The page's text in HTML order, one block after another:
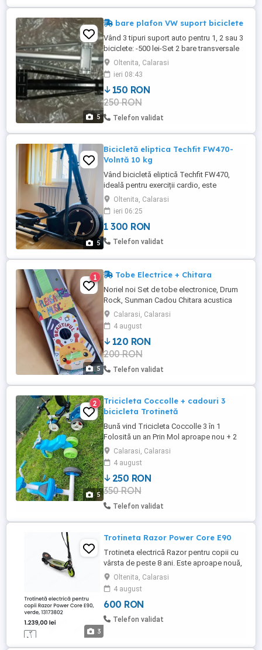
5
bare plafon VW suport biciclete
Vând 3 tipuri suport auto pentru 1, 2 sau 3
biciclete: -500 lei-Set 2 bare transversale
din aluminiu, produs original VW. Se
montează pe plafon, cu prindere în zona
superioară a cardului portierelor. Pe bare
se pot monta până la 3 suporturi
individuale ptr. biciclete, cutie portbagaj
sau suporturi ...
Oltenita, Calarasi
ieri 08:43
150 RON
250 RON
Telefon validat
5
Bicicletă eliptica Techfit FW470-
Volntă 10 kg
Vând bicicletă eliptică Techfit FW470,
ideală pentru exerciții cardio, este
echipata cu un sistem volantă care
cântărește 10 kg . Este echipată cu un
computer care afișează timpul, distanța,
viteza și numărul de calorii. Este ideală
pentru începători,pentru persoanele cu
Oltenita, Calarasi
ieri 06:25
1 300 RON
Telefon validat
5
1 Tobe Electrice + Chitara
Noriel noi Set de tobe electronice, Drum
Rock, Sunman Cadou Chitara acustica
Produse noi
Calarasi, Calarasi
4 august
120 RON
200 RON
Telefon validat
5
2
Tricicleta Coccolle + cadouri 3
bicicleta Trotinetă
Bună vind Tricicleta Coccolle 3 în 1
Folosită un an Prin Mol aproape nou + 2
triciclete + trotineta cadou în perfecta
stare Tricicleta multifunctionala Coccolle
URBIO
Calarasi, Calarasi
4 august
250 RON
350 RON
Telefon validat
3
Trotineta Razor Power Core E90
Trotineta electrică Razor pentru copii cu
vârsta de peste 8 ani. Este aproape nouă,
a fost folosită de câteva ori. Trotineta
Razor E90 Power Core . Caracteristici
tehnice: Viteză max 16 km h Motor 90 W
cu tehnologie Power Core Până la 60 de
minute de mers continuu Acumulator 12v
Oltenita, Calarasi
4 august
600 RON
Telefon validat